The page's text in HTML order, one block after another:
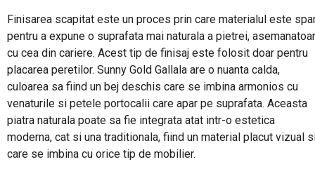
Finisarea scapitat este un proces prin care materialul este
pentru a expune o suprafata mai naturala a pietrei,
cu cea din cariere. Acest tip de finisaj este folosit doar pentru
placarea peretilor. Sunny Gold Gallala are o nuanta calda,
culoarea sa fiind un bej deschis care se imbina armonios cu
venaturile si petele portocalii care apar pe suprafata. Aceasta
piatra naturala poate sa fie integrata atat intr-o estetica
moderna, cat si una traditionala, fiind un material placut vizual
care se imbina cu orice tip de mobilier.